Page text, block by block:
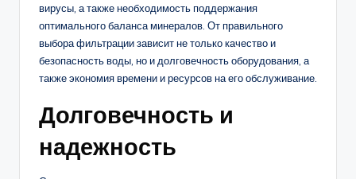
вирусы, а также необходимость поддержания
оптимального баланса минералов. От правильного
выбора фильтрации зависит не только качество и
безопасность воды, но и долговечность оборудования, а
также экономия времени и ресурсов на его обслуживание.
Долговечность и
надежность